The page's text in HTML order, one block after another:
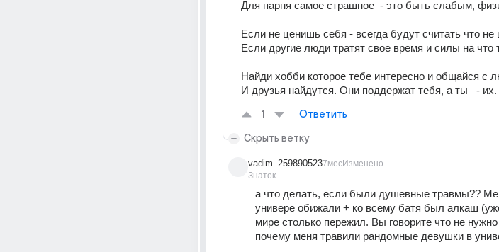
Для парня самое страшное  - это быть слабым,
Если не ценишь себя - всегда будут считать что не
Если другие люди тратят свое время и силы на что
Найди хобби которое тебе интересно и общайся с
И друзья найдутся. Они поддержат тебя, а ты   - их.
1 Ответить
Скрыть ветку
vadim_259890523
Знаток
7месИзменено
а что делать, если были душевные травмы??
универе обижали + ко всему батя был алкаш
мире столько пережил. Вы говорите что не
почему меня травили рандомные девушки в